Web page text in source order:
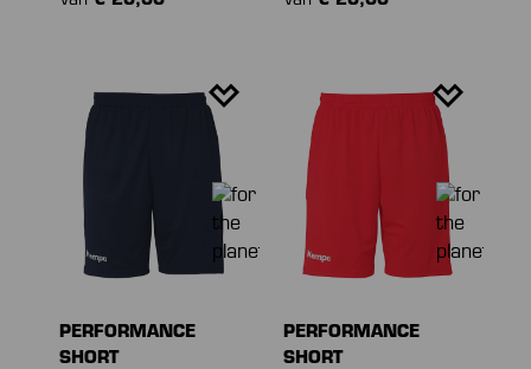
PERFORMANCE
SHORT
PERFORMANCE
SHORT